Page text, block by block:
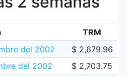
TRM
del 2002
$ 2,679.96
del 2002
$ 2,703.75